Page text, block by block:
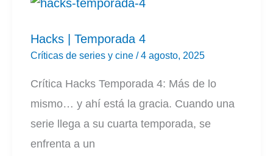
(2025)
Hacks | Temporada 4
Críticas de series y cine /4 agosto, 2025
Crítica Hacks Temporada 4: Más de lo
mismo… y ahí está la gracia. Cuando una
serie llega a su cuarta temporada, se
enfrenta a un